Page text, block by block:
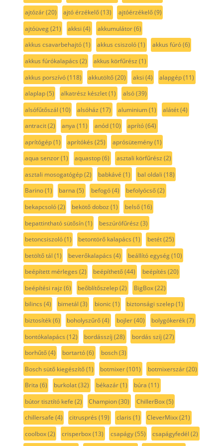
ajtózár(20) ajtó érzékelő(13) ajtóérzékelő(9)
ajtóüveg(21) akksi (4) akkumulátor(6)
akkus csavarbehajtó(1) akkus csiszoló(1) akkus fúró(6)
akkus fúrókalapács (2) akkus körfűrész (1)
akkus porszívó(118) akkutöltő(20) aksi (4) alapgép(11)
alaplap(5) alkatrész készlet(1) alsó(39)
alsófűtőszál (10) alsóház (17) aluminium(1) alátét(4)
antracit(2) anya (11) anód(10) aprító(64)
aprítógép(1) aprítókés (25) aprósütemény(1)
aqua senzor(1) aquastop(6) asztali körfűrész (2)
asztali mosogatógép(2) babkávé (1) bal oldali (18)
Barino(1) barna (5) befogó(4) befolyócső(2)
bekapcsoló(2) bekötő doboz (1) belső(16)
bepattintható sütősín(1) beszúrófűrész (3)
betoncsiszoló(1) betontörő kalapács (1) betét(25)
betöltő tál (1) beverőkalapács (4) beállító egység(10)
beépített mérleges (2) beépíthető(44) beépítés (20)
beépítési rajz (6) beőblítőszelep(2) BigBox(22)
bilincs (4) bimetál (3) bionic(1) biztonsági szelep(1)
biztosíték(6) boholyszűrő(4) bojler(40) bolygókerék(7)
bontókalapács (12) bordásszíj (28) bordás szíj (27)
borhűtő(4) bortartó(6) bosch(3)
Bosch sütő kiegészítő(1) botmixer(101) botmixerszár(20)
Brita (6) burkolat(32) békazár(1) búra (11)
bútor tisztító kefe (2) Champion(30) ChillerBox(5)
chillersafe (4) citrusprés (19) claris (1) CleverMixx(21)
coolbox(2) crisperbox(13) csapágy(55) csapágyfedél (2)